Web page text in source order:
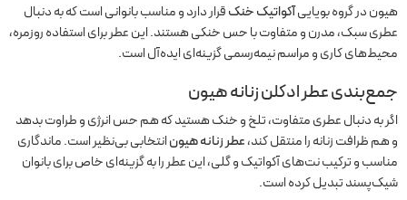
هیون در گروه بویاییآکواتیک خنکقرار دارد و مناسب بانوانی است که به دنبال
عطری سبک، مدرن و متفاوت با حس خنکی هستند. این عطر برای استفاده روزمره،
محیط‌های کاری و مراسم نیمه‌رسمی گزینه‌ای ایده‌آل است.
جمع‌بندی عطر ادکلن زنانه هیون
اگر به دنبال عطری متفاوت، تلخ و خنک هستید که هم حس انرژی و طراوت بدهد
و هم ظرافت زنانه را منتقل کند،عطر زنانه هیونانتخابی بی‌نظیر است. ماندگاری
مناسب و ترکیب نت‌های آکواتیک و گلی، این عطر را به گزینه‌ای خاص برای بانوان
شیک‌پسند تبدیل کرده است.